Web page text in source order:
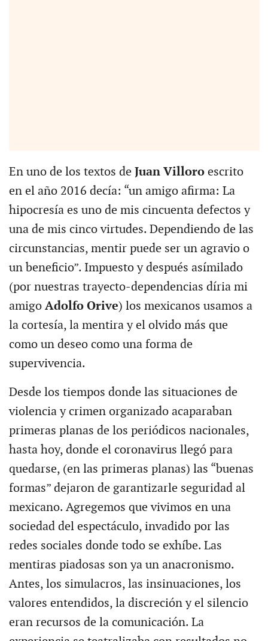
En uno de los textos de Juan Villoroescrito
en el año 2016 decía: “un amigo afirma: La
hipocresía es uno de mis cincuenta defectos y
una de mis cinco virtudes. Dependiendo de las
circunstancias, mentir puede ser un agravio o
un beneficio”. Impuesto y después asímilado
(por nuestras trayecto-dependencias díria mi
amigo Adolfo Orive) los mexicanos usamos a
la cortesía, la mentira y el olvido más que
como un deseo como una forma de
supervivencia.
Desde los tiempos donde las situaciones de
violencia y crimen organizado acaparaban
primeras planas de los periódicos nacionales,
hasta hoy, donde el coronavirus llegó para
quedarse, (en las primeras planas) las “buenas
formas” dejaron de garantizarle seguridad al
mexicano. Agregemos que vivimos en una
sociedad del espectáculo, invadido por las
redes sociales donde todo se exhíbe. Las
mentiras piadosas son ya un anacronismo.
Antes, los simulacros, las insinuaciones, los
valores entendidos, la discreción y el silencio
eran recursos de la comunicación. La